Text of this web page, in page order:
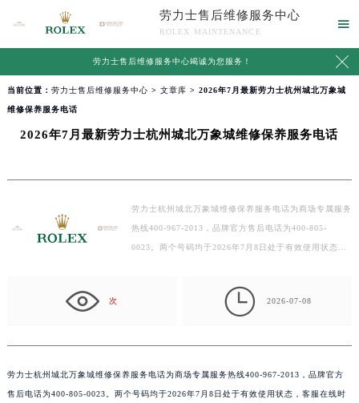
劳力士售后维修服务中心
ROLEX MAINTENANCE

劳力士售后维修服务中心竭诚为您服务！ 
当前位置： 劳力士售后维修服务中心 > 文章库 > 2026年7月最新劳力士杭州城北万象城
维修保养服务电话
2026年7月最新劳力士杭州城北万象城维修保养服务电话
劳力士杭州城北万象城维修保养服务电话为商场专属服务
热线400-967-2013，品牌官方售后电话为400-805-
0023。两个号码均于2026年7月8日处于有效使用状态，
次  2026-07-08
劳力士杭州城北万象城维修保养服务电话为商场专属服务热线400-967-2013，品牌官方
售后电话为400-805-0023。两个号码均于2026年7月8日处于有效使用状态，客服在线时